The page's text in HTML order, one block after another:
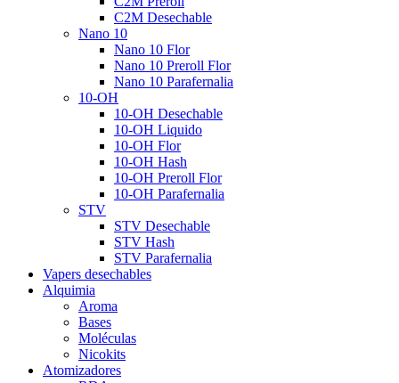
C2M Desechable
Nano 10
Nano 10 Flor
Nano 10 Preroll Flor
Nano 10 Parafernalia
10-OH
10-OH Desechable
10-OH Liquido
10-OH Flor
10-OH Hash
10-OH Preroll Flor
10-OH Parafernalia
STV
STV Desechable
STV Hash
STV Parafernalia
Vapers desechables
Alquimia
Aroma
Bases
Moléculas
Nicokits
Atomizadores